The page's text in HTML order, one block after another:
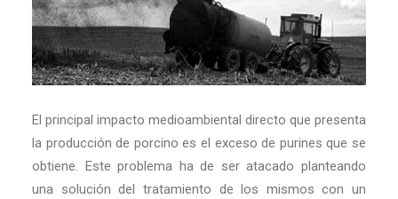
El principal impacto medioambiental directo que presenta
la producción de porcino es el exceso de purines que se
obtiene. Este problema ha de ser atacado planteando
una solución del tratamiento de los mismos con un